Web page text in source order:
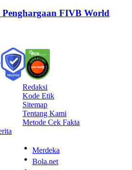
Penghargaan FIVB World
Redaksi
Kode Etik
Sitemap
Tentang Kami
Metode Cek Fakta
Merdeka
Bola.net